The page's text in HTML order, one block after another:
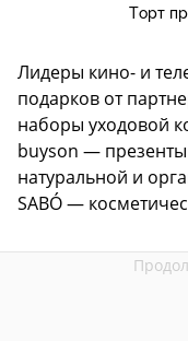
Торт
Лидеры кино- и
подарков от
наборы уходовой
buyson —
натуральной и
SABÓ —